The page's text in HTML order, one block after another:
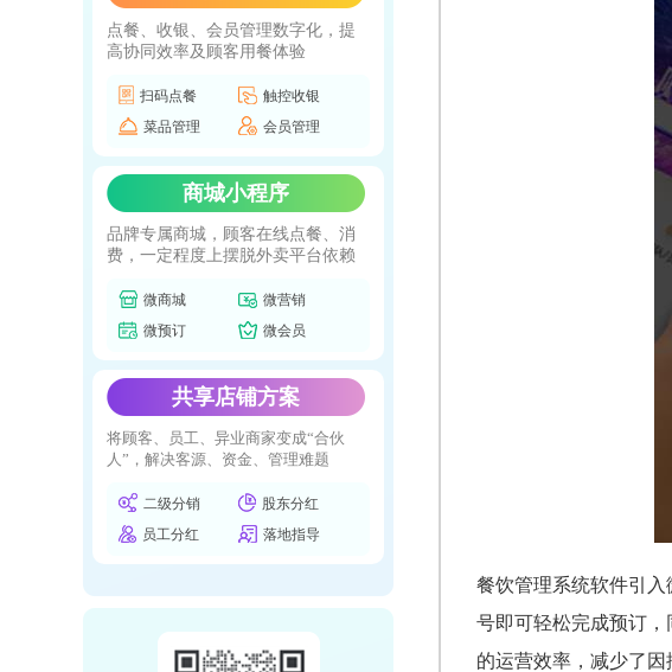
点餐、收银、会员管理数字化，提
高协同效率及顾客用餐体验
扫码点餐
触控收银
菜品管理
会员管理
商城小程序
品牌专属商城，顾客在线点餐、消
费，一定程度上摆脱外卖平台依赖
微商城
微营销
微预订
微会员
共享店铺方案
将顾客、员工、异业商家变成“合伙
人”，解决客源、资金、管理难题
二级分销
股东分红
员工分红
落地指导
餐饮管理系统软件引
号即可轻松完成预订
的运营效率，减少了因